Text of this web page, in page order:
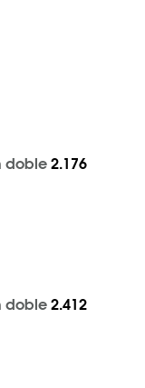
doble2.176
doble2.412